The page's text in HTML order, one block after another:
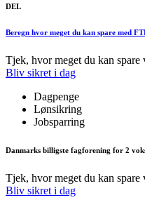
DEL
Beregn hvor meget du kan spare med
Tjek, hvor meget du kan spare
Bliv sikret i dag
Dagpenge
Lønsikring
Jobsparring
Danmarks billigste fagforening for 2
Tjek, hvor meget du kan spare
Bliv sikret i dag